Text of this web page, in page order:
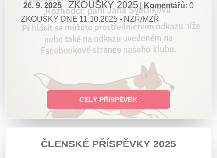
26. 9. 2025 ZKOUŠKY 2025 | Komentářů: 0
ZKOUŠKY DNE 11.10.2025 - NZŘ/MZŘ
CELÝ PŘÍSPĚVEK
ČLENSKÉ PŘÍSPĚVKY 2025